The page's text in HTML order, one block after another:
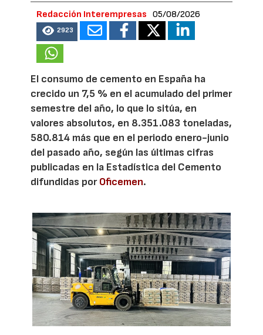
Redacción Interempresas 05/08/2026
2923
El consumo de cemento en España ha
crecido un 7,5 % en el acumulado del primer
semestre del año, lo que lo sitúa, en
valores absolutos, en 8.351.083 toneladas,
580.814 más que en el periodo enero-junio
del pasado año, según las últimas cifras
publicadas en la Estadística del Cemento
difundidas porOficemen.